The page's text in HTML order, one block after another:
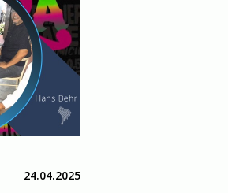
24.04.2025